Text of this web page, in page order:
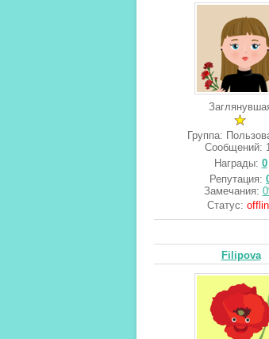
Группа:
Сообщений:
Награды: 0
Репутация:
Замечания:
Статус:
Filipova